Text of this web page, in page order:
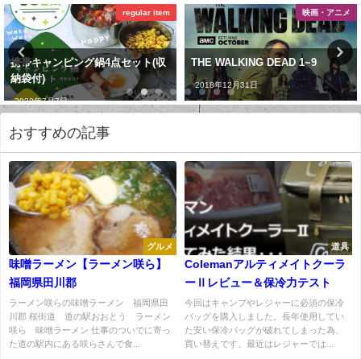
regular item
携帯キャンピング鍋4点セット(収
納袋付)
2020年7月7日
映画・アニメ
THE WALKING DEAD 1~9
2018年12月31日
おすすめの記事
グルメ
味噌ラーメン【ラーメン咲ら】
福岡県田川郡
ラーメン咲らの味噌ラーメン 福岡県田
川郡 桜街道 道の駅おおとう ラーメン
咲ら 味噌ラーメン 仕事のついでに寄っ
た道の駅内にある咲らさんで食...
道具
Colemanアルティメイトクーラ
ーⅡレビュー＆保冷力テスト
今回はキャンプやレジャーに必須の保冷
バッグを購入しました。長年使用してい
た安い保冷バッグが破れてしまった為、
買い替えです。最近はレジャーでは...